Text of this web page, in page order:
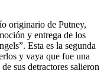
originario de Putney,
y entrega de los
Esta es la segunda
y vaya que fue una
sus detractores salieron